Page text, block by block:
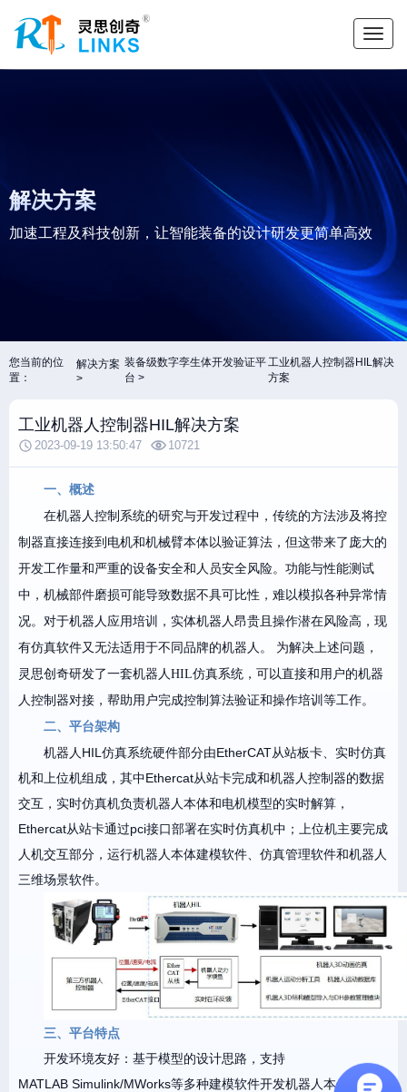
解决方案
加速工程及科技创新，让智能装备的设计研发更简单高效
您当前的位
置：
解决方案 装备级数字孪生体开发验证平
台
工业机器人控制器HIL解决
方案
工业机器人控制器HIL解决方案
2023-09-19 13:50:47 10721
一、概述
在机器人控制系统的研究与开发过程中，传统的方法涉及将控
制器直接连接到电机和机械臂本体以验证算法，但这带来了庞大的
开发工作量和严重的设备安全和人员安全风险。功能与性能测试
中，机械部件磨损可能导致数据不具可比性，难以模拟各种异常情
况。对于机器人应用培训，实体机器人昂贵且操作潜在风险高，现
有仿真软件又无法适用于不同品牌的机器人。 为解决上述问题，
灵思创奇研发了一套机器人HIL仿真系统，可以直接和用户的机器
人控制器对接，帮助用户完成控制算法验证和操作培训等工作。
二、平台架构
机器人HIL仿真系统硬件部分由EtherCAT从站板卡、实时仿真
机和上位机组成，其中Ethercat从站卡完成和机器人控制器的数据
交互，实时仿真机负责机器人本体和电机模型的实时解算，
Ethercat从站卡通过pci接口部署在实时仿真机中；上位机主要完成
人机交互部分，运行机器人本体建模软件、仿真管理软件和机器人
三维场景软件。
三、平台特点
开发环境友好：基于模型的设计思路，支持
MATLAB Simulink/MWorks等多种建模软件开发机器人本体模型；